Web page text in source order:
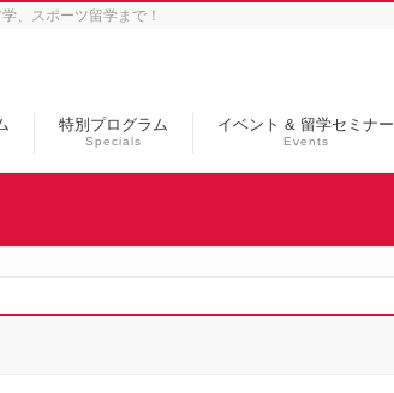
、スポーツ留学まで！
特別プログラム
Specials
イベント & 留学セミナー
Events